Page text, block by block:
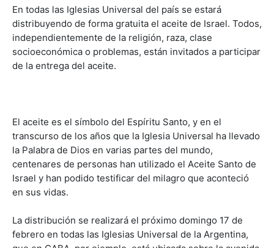
En todas las Iglesias Universal del país se estará
distribuyendo de forma gratuita el aceite de Israel. Todos,
independientemente de la religión, raza, clase
socioeconómica o problemas, están invitados a participar
de la entrega del aceite.
El aceite es el símbolo del Espíritu Santo, y en el
transcurso de los años que la Iglesia Universal ha llevado
la Palabra de Dios en varias partes del mundo,
centenares de personas han utilizado el Aceite Santo de
Israel y han podido testificar del milagro que aconteció
en sus vidas.
La distribución se realizará el próximo domingo 17 de
febrero en todas las Iglesias Universal de la Argentina,